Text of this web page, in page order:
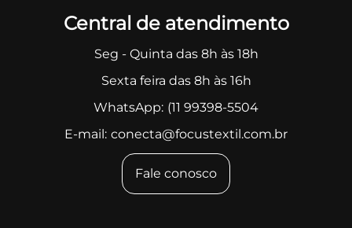
Central de atendimento
Seg - Quinta das 8h às 18h
Sexta feira das 8h às 16h
WhatsApp: (11 99398-5504
E-mail: conecta@focustextil.com.br
Fale conosco